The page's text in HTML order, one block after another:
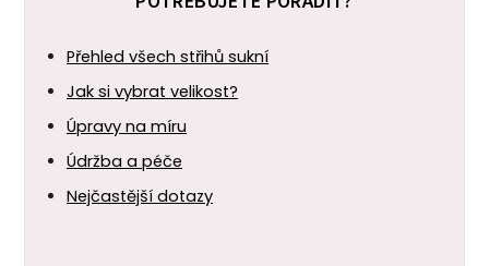
Přehled všech střihů sukní
Jak si vybrat velikost?
Úpravy na míru
Údržba a péče
Nejčastější dotazy